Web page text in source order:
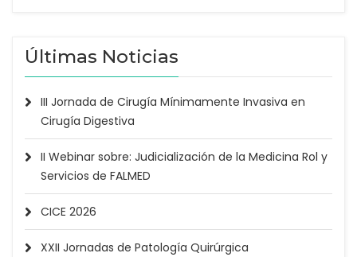
Últimas Noticias
III Jornada de Cirugía Mínimamente Invasiva en
Cirugía Digestiva
II Webinar sobre: Judicialización de la Medicina Rol y
Servicios de FALMED
CICE 2026
XXII Jornadas de Patología Quirúrgica